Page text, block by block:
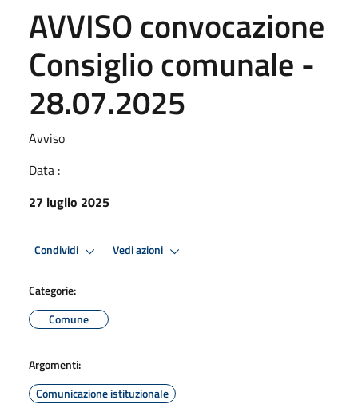
AVVISO convocazione
Consiglio comunale -
28.07.2025
Avviso
Data :
27 luglio 2025
Condividi Vedi azioni
Categorie:
Comune
Argomenti:
Comunicazione istituzionale